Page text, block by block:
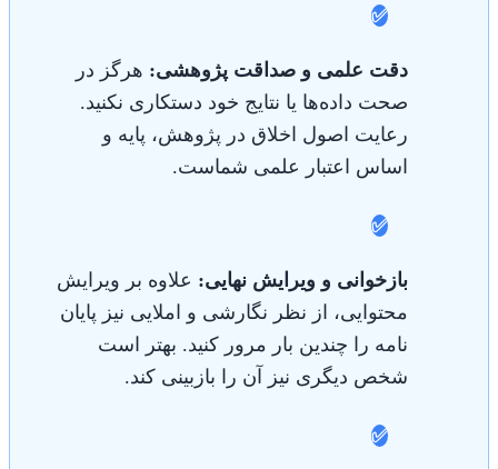
✅
دقت علمی و صداقت پژوهشی: هرگز در
صحت داده‌ها یا نتایج خود دستکاری نکنید.
رعایت اصول اخلاق در پژوهش، پایه و
اساس اعتبار علمی شماست.
✅
بازخوانی و ویرایش نهایی: علاوه بر ویرایش
محتوایی، از نظر نگارشی و املایی نیز پایان
نامه را چندین بار مرور کنید. بهتر است
شخص دیگری نیز آن را بازبینی کند.
✅